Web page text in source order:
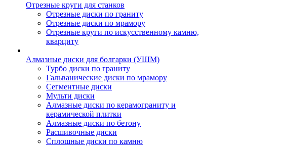
Отрезные круги для станков
Отрезные диски по граниту
Отрезные диски по мрамору
Отрезные круги по искусственному камню,
кварциту
Алмазные диски для болгарки (УШМ)
Турбо диски по граниту
Гальванические диски по мрамору
Сегментные диски
Мульти диски
Алмазные диски по керамограниту и
керамической плитки
Алмазные диски по бетону
Расшивочные диски
Сплошные диски по камню